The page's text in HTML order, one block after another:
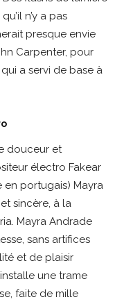
n’y a pas
presque envie
Carpenter, pour
a servi de base à
douceur et
électro Fakear
portugais) Mayra
sincère, à la
Mayra Andrade
sans artifices
et de plaisir
une trame
faite de mille